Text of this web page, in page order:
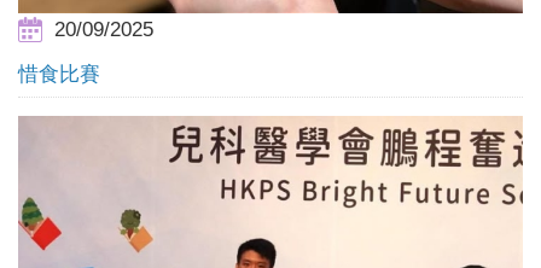
20/09/2025
惜食比賽